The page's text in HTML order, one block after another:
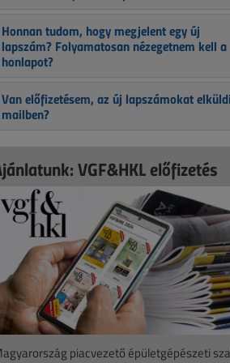
Honnan tudom, hogy megjelent egy új
lapszám? Folyamatosan nézegetnem kell a
honlapot?
Van előfizetésem, az új lapszámokat
mailben?
VGF&HKL előfizetés
piacvezető épületgépészeti